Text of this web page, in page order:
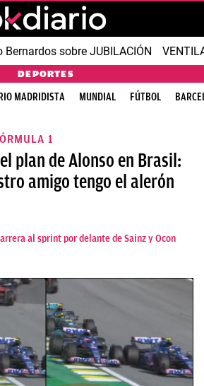
Bernardos sobre JUBILACIÓN
DEPORTES
MADRIDISTA MUNDIAL FÚTBOL
1
plan de Alonso en Brasil:
amigo tengo el alerón
al sprint por delante de Sainz y Ocon